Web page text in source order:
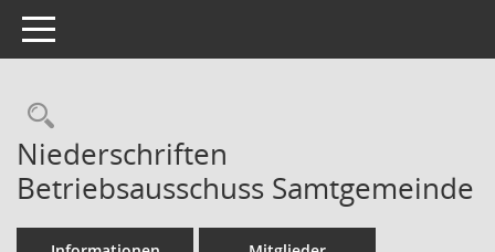
Toggle navigation
Rechercheauswahl
Niederschriften
Betriebsausschuss Samtgemeinde